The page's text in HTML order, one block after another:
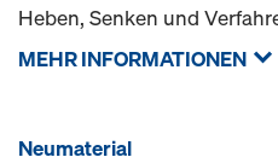
Heben, Senken und
MEHR INFORMATIONEN
Neumaterial